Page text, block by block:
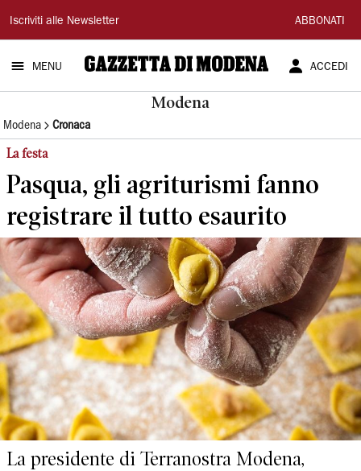
Gazzetta
di
Modena
Iscriviti alle Newsletter ABBONATI
MENU ACCEDI
Modena
Modena Cronaca
La festa
Pasqua, gli agriturismi fanno
registrare il tutto esaurito
La presidente di Terranostra Modena,